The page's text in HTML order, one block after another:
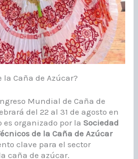
la Caña de Azúcar?
Mundial de Caña de
del 22 al 31 de agosto en
es organizado por la Sociedad
de la Caña de Azúcar
clave para el sector
caña de azúcar.